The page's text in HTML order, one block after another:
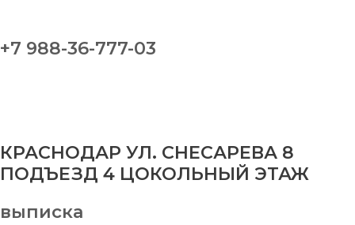
+7 988-36-777-03
КРАСНОДАР УЛ. СНЕСАРЕВА 8
ПОДЪЕЗД 4 ЦОКОЛЬНЫЙ ЭТАЖ
выписка